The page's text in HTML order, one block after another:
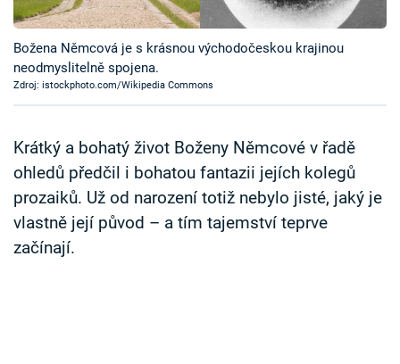
Sledujte prima+
Přihlášení
Sledujte nás
Božena Němcová je s krásnou východočeskou krajinou
neodmyslitelně spojena.
Zdroj: istockphoto.com/Wikipedia Commons
Krátký a bohatý život Boženy Němcové v řadě
ohledů předčil i bohatou fantazii jejích kolegů
prozaiků. Už od narození totiž nebylo jisté, jaký je
vlastně její původ – a tím tajemství teprve
začínají.